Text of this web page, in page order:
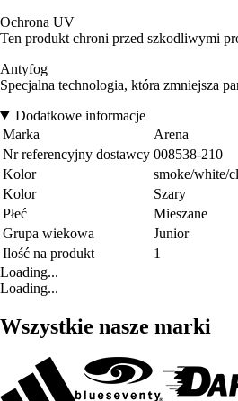
Ochrona UV
Ten produkt chroni przed szkodliwymi
Antyfog
Specjalna technologia, która zmniejsza
Dodatkowe informacje
Marka
Arena
Nr referencyjny dostawcy 008538-210
Kolor
smoke/white/
Kolor
Szary
Płeć
Mieszane
Grupa wiekowa
Junior
Ilość na produkt
1
Loading...
Loading...
Wszystkie nasze marki